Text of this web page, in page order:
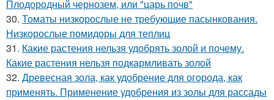
Плодородный чернозем, или "царь почв"
30. Томаты низкорослые не требующие пасынкования.
Низкорослые помидоры для теплиц
31. Какие растения нельзя удобрять золой и почему.
Какие растения нельзя подкармливать золой
32. Древесная зола, как удобрение для огорода, как
применять. Применение удобрения из золы для рассады